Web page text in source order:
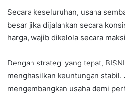
Secara keseluruhan, usaha
besar jika dijalankan secara
harga, wajib dikelola secara
Dengan strategi yang tepat,
menghasilkan keuntungan stabil.
mengembangkan usaha demi